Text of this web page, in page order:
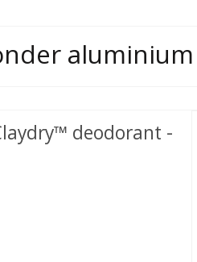
aluminium
deodorant -